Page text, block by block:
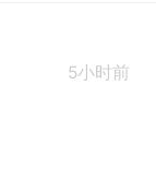
5小时前